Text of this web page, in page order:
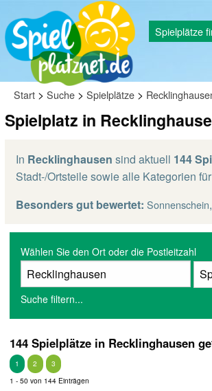
Spielplätze
Start > Suche > Spielplätze >
Spielplatz in
In Recklinghausen sind aktuell 144
Stadt-/Ortsteile sowie alle Kategorien
Besonders gut bewertet: Sonnenschein,
Wählen Sie den Ort oder die Postleitzahl
Suche filtern...
144 Spielplätze in Recklinghausen
1 2
3
1 - 50 von 144 Einträgen